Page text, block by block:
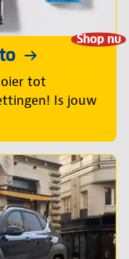
Shop nu
tot
Is jouw